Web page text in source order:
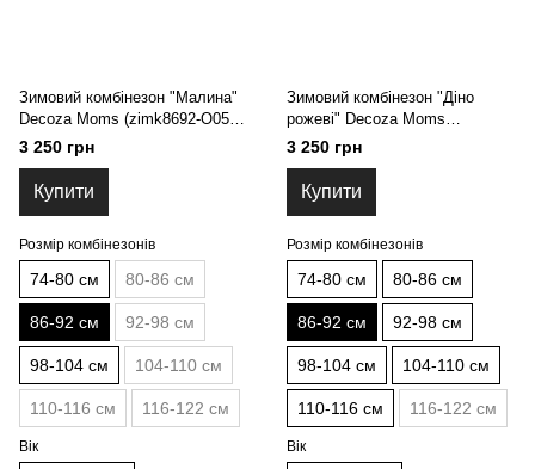
Зимовий комбінезон "Малина"
Decoza Moms (zimk8692-O055-
pl016) 86-92 см
3 250 грн
Купити
Розмір комбінезонів
74-80 см 80-86 см
86-92 см 92-98 см
98-104 см 104-110 см
110-116 см 116-122 см
Вік
Зимовий комбінезон "Діно
рожеві" Decoza Moms
(zimk8692-OP015-pl03) 86-92 см
3 250 грн
Купити
Розмір комбінезонів
74-80 см 80-86 см
86-92 см 92-98 см
98-104 см 104-110 см
110-116 см 116-122 см
Вік